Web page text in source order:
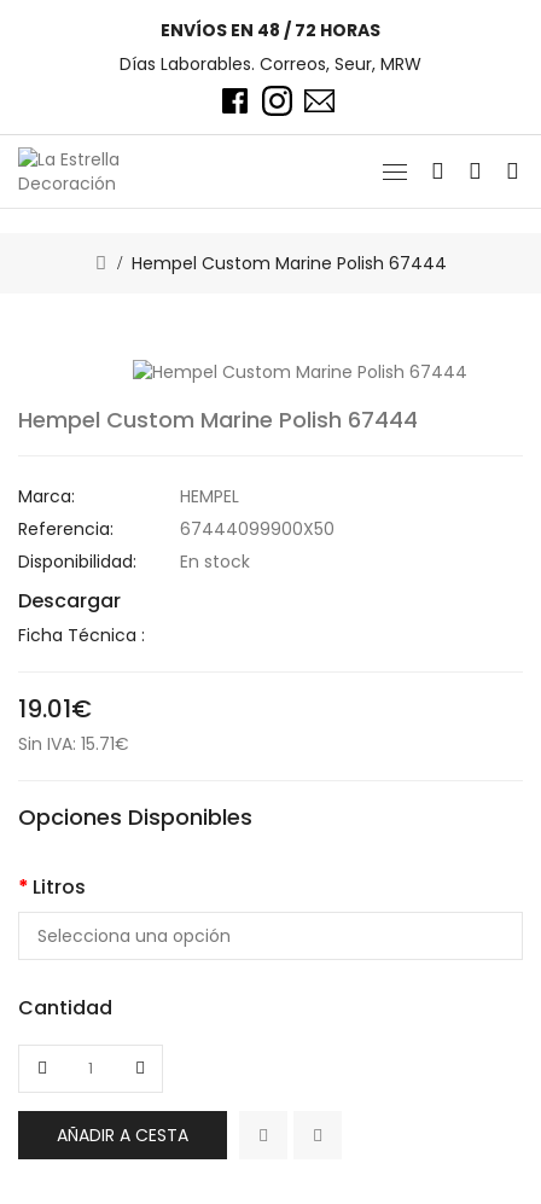
ENVÍOS EN 48 / 72 HORAS
Días Laborables. Correos, Seur, MRW
Hempel Custom Marine Polish 67444
Hempel Custom Marine Polish 67444
Marca:
HEMPEL
Referencia:
67444099900X50
Disponibilidad:
En stock
Descargar
Ficha Técnica :
19.01€
Sin IVA: 15.71€
Opciones Disponibles
Litros
Cantidad
AÑADIR A CESTA